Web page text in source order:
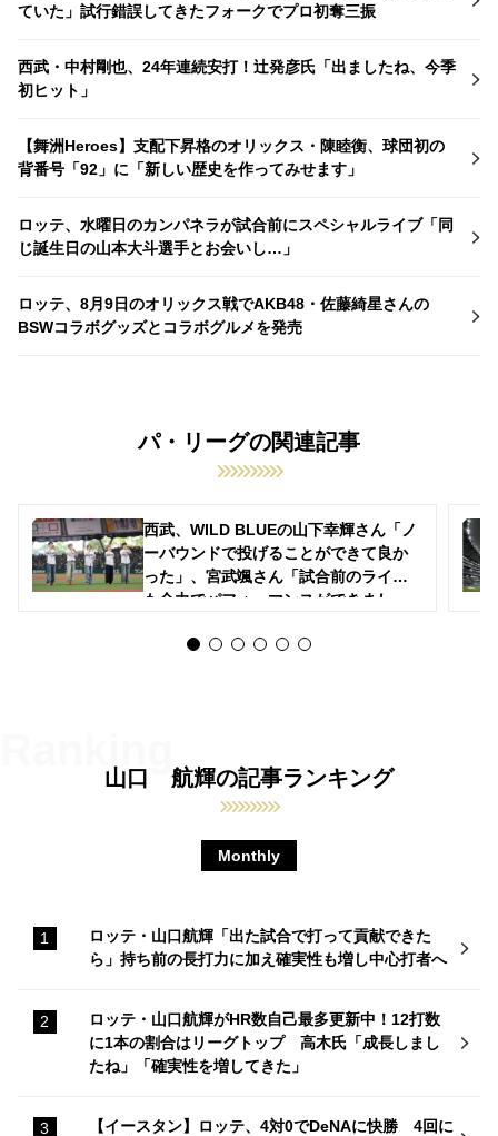
ていた」試行錯誤してきたフォークでプロ初奪三振
西武・中村剛也、24年連続安打！辻発彦氏「出ましたね、今季
初ヒット」
【舞洲Heroes】支配下昇格のオリックス・陳睦衡、球団初の
背番号「92」に「新しい歴史を作ってみせます」
ロッテ、水曜日のカンパネラが試合前にスペシャルライブ「同
じ誕生日の山本大斗選手とお会いし…」
ロッテ、8月9日のオリックス戦でAKB48・佐藤綺星さんの
BSWコラボグッズとコラボグルメを発売
パ・リーグの関連記事
西武、WILD BLUEの山下幸輝さん「ノ
ーバウンドで投げることができて良か
った」、宮武颯さん「試合前のライブ
も全力でパフォーマンスができまし
山口 航輝の記事ランキング
Monthly
ロッテ・山口航輝「出た試合で打って貢献できた
ら」持ち前の長打力に加え確実性も増し中心打者へ
ロッテ・山口航輝がHR数自己最多更新中！12打数
に1本の割合はリーグトップ 高木氏「成長しまし
たね」「確実性を増してきた」
【イースタン】ロッテ、4対0でDeNAに快勝 4回に